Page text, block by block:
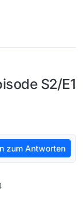
S2/E1
zum Antworten